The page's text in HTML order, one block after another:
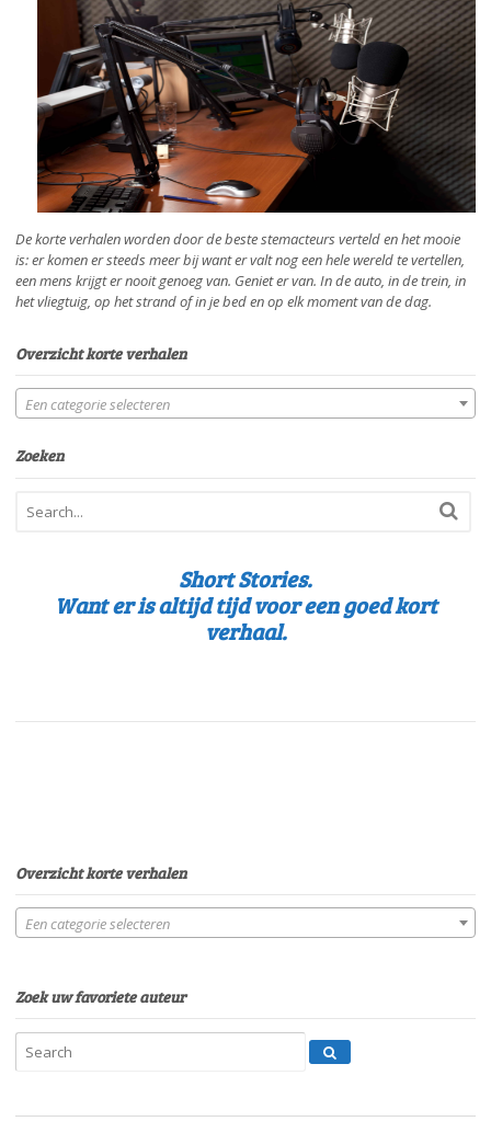
De korte verhalen worden door de beste stemacteurs verteld en het mooie
is: er komen er steeds meer bij want er valt nog een hele wereld te vertellen,
een mens krijgt er nooit genoeg van. Geniet er van. In de auto, in de trein, in
het vliegtuig, op het strand of in je bed en op elk moment van de dag.
Overzicht korte verhalen
Een categorie selecteren
Zoeken
Short Stories.
Want er is altijd tijd voor een goed kort
verhaal.
Overzicht korte verhalen
Een categorie selecteren
Zoek uw favoriete auteur